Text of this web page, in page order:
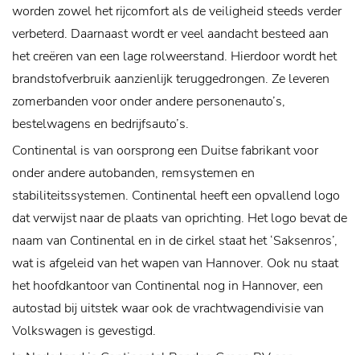
worden zowel het rijcomfort als de veiligheid steeds verder
verbeterd. Daarnaast wordt er veel aandacht besteed aan
het creëren van een lage rolweerstand. Hierdoor wordt het
brandstofverbruik aanzienlijk teruggedrongen. Ze leveren
zomerbanden voor onder andere personenauto’s,
bestelwagens en bedrijfsauto’s.
Continental is van oorsprong een Duitse fabrikant voor
onder andere autobanden, remsystemen en
stabiliteitssystemen. Continental heeft een opvallend logo
dat verwijst naar de plaats van oprichting. Het logo bevat de
naam van Continental en in de cirkel staat het ‘Saksenros’,
wat is afgeleid van het wapen van Hannover. Ook nu staat
het hoofdkantoor van Continental nog in Hannover, een
autostad bij uitstek waar ook de vrachtwagendivisie van
Volkswagen is gevestigd.